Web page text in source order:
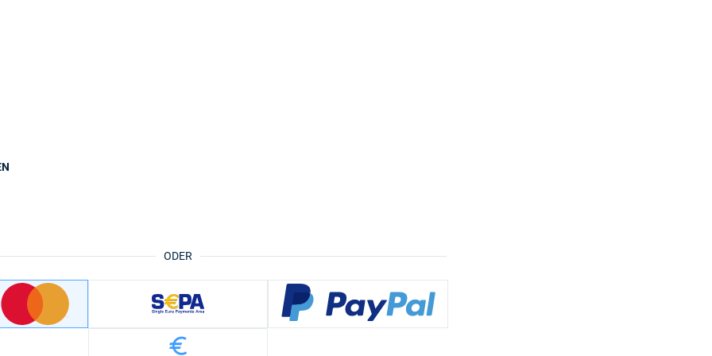
ODER